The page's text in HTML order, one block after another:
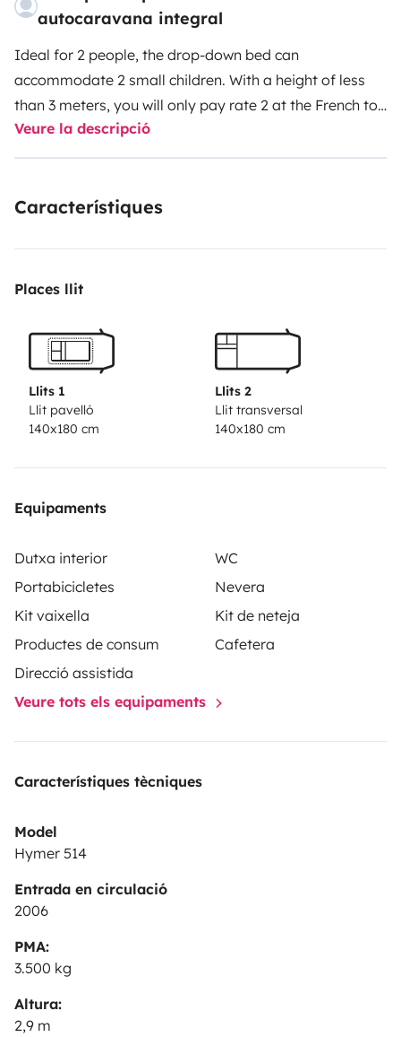
autocaravana integral
Ideal for 2 people, the drop-down bed can
accommodate 2 small children. With a height of less
than 3 meters, you will only pay rate 2 at the French toll
and you will save 4 liters of diesel compared to an
overcab. Organized around an L-shaped dinette, the
seats. The kitchen has a fridge with freezer and a 3-
large rear hold can accommodate all camping
equipment (board, kite sails, etc.). It is equipped with 2
bike racks to transport 4 bikes.
Veure la descripció
Característiques
Places llit
Llits 1
Llit pavelló
140x180 cm
Llits 2
Llit transversal
140x180 cm
Equipaments
Dutxa interior
WC
Portabicicletes
Nevera
Kit vaixella
Kit de neteja
Productes de consum
Cafetera
Direcció assistida
Veure tots els equipaments
Característiques tècniques
Model
Hymer 514
Entrada en circulació
2006
PMA:
3.500 kg
Altura:
2,9 m